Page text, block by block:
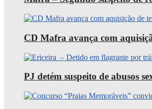
CD Mafra avança com
PJ detém suspeito de abusos